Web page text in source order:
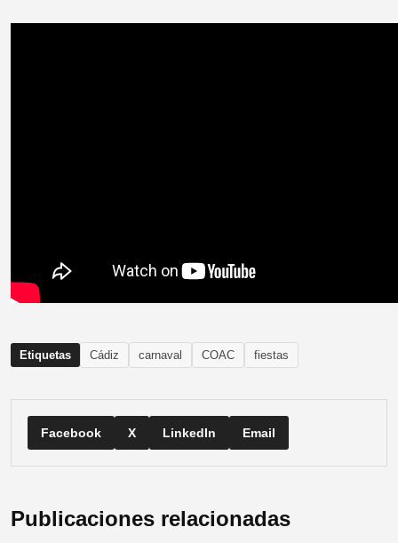
Etiquetas Cádiz carnaval COAC fiestas
Facebook X LinkedIn Email
Publicaciones relacionadas